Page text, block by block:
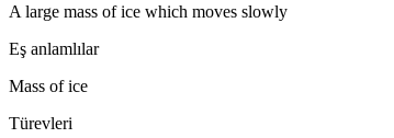
A large mass of ice which moves slowly
Eş anlamlılar
Mass of ice
Türevleri